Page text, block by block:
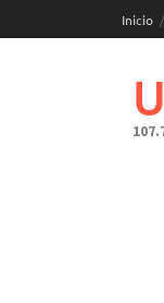
al
Inicio